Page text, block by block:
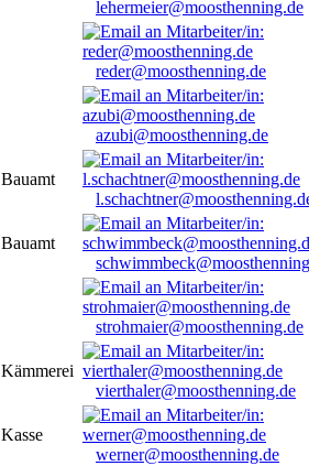
lehermeier@moosthenning.de
reder@moosthenning.de
azubi@moosthenning.de
Bauamt
Bauamt
strohmaier@moosthenning.de
Kämmerei
vierthaler@moosthenning.de
Kasse
werner@moosthenning.de